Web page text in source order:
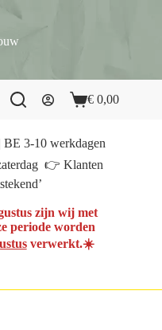
Winkelwagen
€ 0,00
3-10 werkdagen
👉 Klanten
zijn wij met
periode worden
verwerkt.☀️